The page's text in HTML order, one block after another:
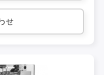
る脂肪酸の増加を制
単にドッキングし、
ー付きで簡単移動
明テープ ■袋寸法：
せ